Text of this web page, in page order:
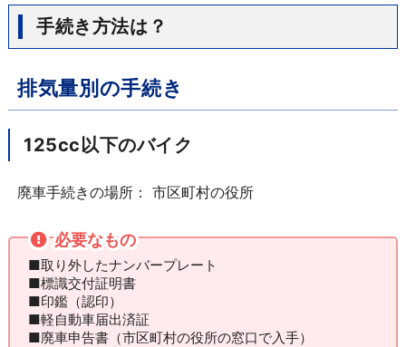
手続き方法は？
排気量別の手続き
125cc以下のバイク
廃車手続きの場所： 市区町村の役所
必要なもの
■取り外したナンバープレート
■標識交付証明書
■印鑑（認印）
■軽自動車届出済証
■廃車申告書（市区町村の役所の窓口で入手）